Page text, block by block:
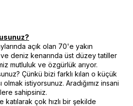
açık olan 70'e yakın
deniz kenarında üst düzey tatiller
mutluluk ve özgürlük arıyor.
Çünkü bizi farklı kılan o küçük
istiyorsunuz. Aradığımız insani
sahipsiniz.
çok hızlı bir şekilde